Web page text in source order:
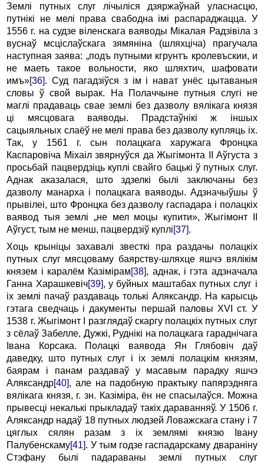
Землі путных слуг лічыліся дзяржаўнай уласнасцю,
путнікі не мелі права свабодна імі распараджацца. У
1556 г. на судзе віленскага ваяводы Мікалая Радзівіла з
вуснаў мсціслаўскага зямяніна (шляхціча) прагучала
наступная заява: „подъ путными кгрунтъ кролевъскии, и
не маеть такое вольности, яко шляхтич, шафовати
имъ»[36]. Суд пагадзіўся з ім і нават унёс цытаваныя
словы ў свой вырак. На Полаччыне путныя слугі не
маглі прадаваць свае землі без дазволу вялікага князя
ці мясцовага ваяводы. Прадстаўнікі ж іншых
сацыяльных слаёў не мелі права без дазволу купляць іх.
Так, у 1561 г. сын полацкага харужага Фронцка
Каспаровіча Міхаіл звярнуўся да Жыгімонта II Аўгуста з
просьбай пацвердзіць куплі свайго бацькі ў путных слуг.
Аднак аказалася, што здзелкі былі заключаны без
дазволу манарха і полацкага ваяводы. Адзначыўшы ў
прывілеі, што Фронцка без дазволу гаспадара і полацкіх
ваявод тыя землі „не мел моцы купити», Жыгімонт II
Аўгуст, тым не менш, пацвердзіў куплі[37].
Хоць крыніцы захавалі звесткі пра раздачы полацкіх
путных слуг мясцоваму баярству-шляхце яшчэ вялікім
князем і каралём Казімірам[38], аднак, і гэта адзначала
Ганна Харашкевіч[39], у буйных маштабах путных слуг і
іх землі пачаў раздаваць толькі Аляксандр. На карысць
гэтага сведчаць і дакументы першай паловы XVI ст. У
1538 г. Жыгімонт I разглядаў скаргу полацкіх путных слуг
з сёлаў Забелле, Дужкі, Руднікі на полацкага гараднічага
Івана Корсака. Полацкі ваявода Ян Глябовіч даў
даведку, што путных слуг і іх землі полацкім князям,
баярам і панам раздаваў у масавым парадку яшчэ
Аляксандр[40], але на падобную практыку папярэдняга
вялікага князя, г. зн. Казіміра, ён не спасылаўся. Можна
прывесці некалькі прыкладаў такіх дараванняў. У 1506 г.
Аляксандр надаў 18 путных людзей Ловажскага стану і 7
цяглых сялян разам з іх землямі князю Івану
Палубенскаму[41]. У тым годзе гаспадарскаму двараніну
Стэфану былі падараваны землі путных слуг